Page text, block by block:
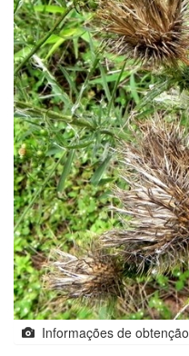
Informações de obtenção